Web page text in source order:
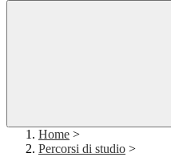
Home >
Percorsi di studio >